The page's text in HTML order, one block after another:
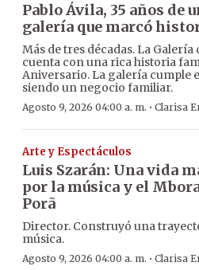
Pablo Ávila, 35 años de
galería que marcó
Más de tres décadas. La Galería
cuenta con una rica historia
Aniversario. La galería cumple
siendo un negocio familiar.
Agosto 9, 2026 04:00 a. m. · Clarisa
Arte y Espectáculos
Luis Szarán: Una vida
por la música y el
Porã
Director. Construyó una
música.
Agosto 9, 2026 04:00 a. m. · Clarisa